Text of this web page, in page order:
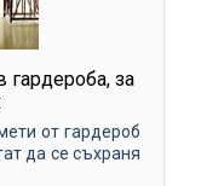
гардероба, за
от гардероб
да се съхраня